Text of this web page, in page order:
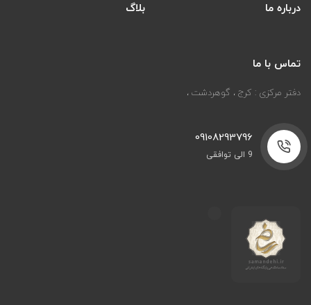
درباره ما بلاگ
تماس با ما
دفتر مرکزی : کرج ، گوهردشت ،
09108293796
9 الی توافقی